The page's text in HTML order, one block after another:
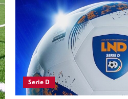
Serie D